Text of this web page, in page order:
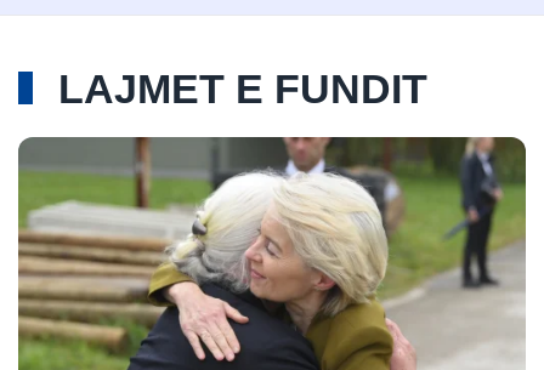
LAJMET E FUNDIT